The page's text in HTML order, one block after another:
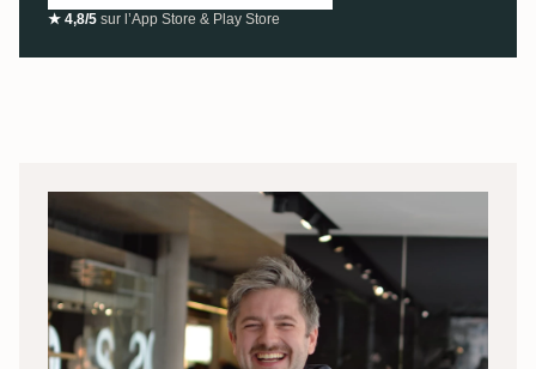
★ 4,8/5 sur l’App Store & Play Store